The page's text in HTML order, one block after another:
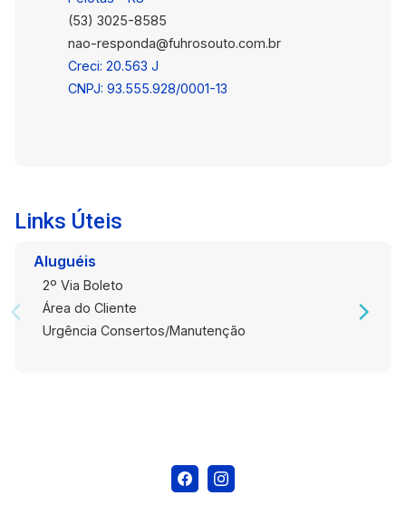
localização, com fácil acesso aos principais
pontos da cidade e próximo a supermercados,
escolas, farmácias e diversos serviços. Entre em
contato para mais informações e agende sua
(53) 3025-8585
nao-responda@fuhrosouto.com.br
Creci: 20.563 J
CNPJ: 93.555.928/0001-13
Links Úteis
Aluguéis
2º Via Boleto
Área do Cliente
Urgência Consertos/Manutenção